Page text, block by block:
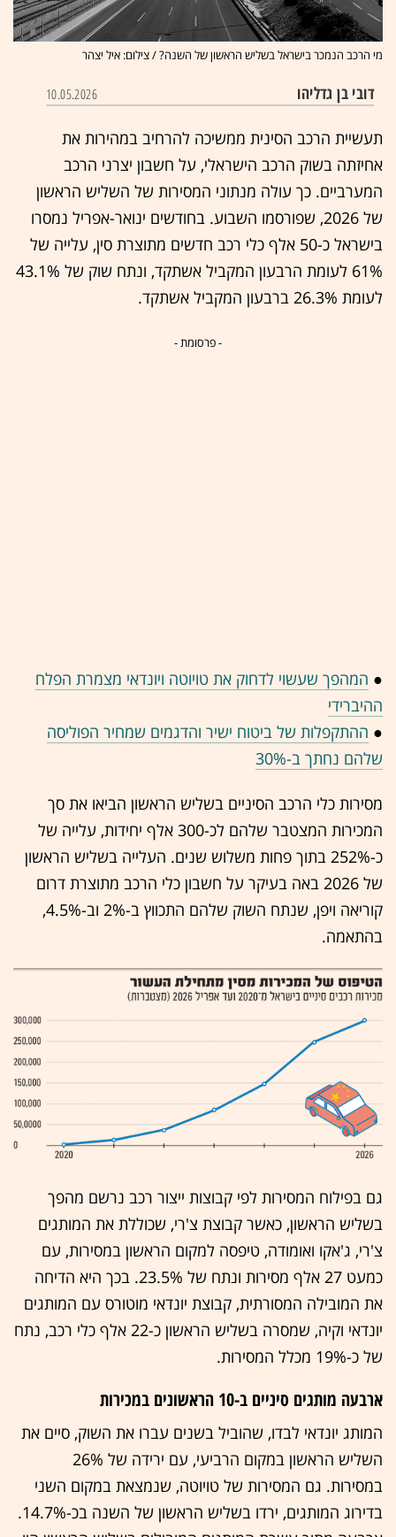
מי הרכב הנמכר בישראל בשליש הראשון של השנה? / צילום: איל יצהר
דובי בן גדליהו 10.05.2026
תעשיית הרכב הסינית ממשיכה להרחיב במהירות את
אחיזתה בשוק הרכב הישראלי, על חשבון יצרני הרכב
המערביים. כך עולה מנתוני המסירות של השליש הראשון
של 2026, שפורסמו השבוע. בחודשים ינואר-אפריל נמסרו
בישראל כ-50 אלף כלי רכב חדשים מתוצרת סין, עלייה של
61% לעומת הרבעון המקביל אשתקד, ונתח שוק של 43.1%
לעומת 26.3% ברבעון המקביל אשתקד.
- פרסומת -
● המהפך שעשוי לדחוק את טויוטה ויונדאי מצמרת הפלח
ההיברידי
● ההתקפלות של ביטוח ישיר והדגמים שמחיר הפוליסה
שלהם נחתך ב-30%
מסירות כלי הרכב הסיניים בשליש הראשון הביאו את סך
המכירות המצטבר שלהם לכ-300 אלף יחידות, עלייה של
כ-252% בתוך פחות משלוש שנים. העלייה בשליש הראשון
של 2026 באה בעיקר על חשבון כלי הרכב מתוצרת דרום
קוריאה ויפן, שנתח השוק שלהם התכווץ ב-2% וב-4.5%,
בהתאמה.
גם בפילוח המסירות לפי קבוצות ייצור רכב נרשם מהפך
בשליש הראשון, כאשר קבוצת צ'רי, שכוללת את המותגים
צ'רי, ג'אקו ואומודה, טיפסה למקום הראשון במסירות, עם
כמעט 27 אלף מסירות ונתח של 23.5%. בכך היא הדיחה
את המובילה המסורתית, קבוצת יונדאי מוטורס עם המותגים
יונדאי וקיה, שמסרה בשליש הראשון כ-22 אלף כלי רכב, נתח
של כ-19% מכלל המסירות.
ארבעה מותגים סיניים ב-10 הראשונים במכירות
המותג יונדאי לבדו, שהוביל בשנים עברו את השוק, סיים את
השליש הראשון במקום הרביעי, עם ירידה של 26%
במסירות. גם המסירות של טויוטה, שנמצאת במקום השני
בדירוג המותגים, ירדו בשליש הראשון של השנה בכ-14.7%.